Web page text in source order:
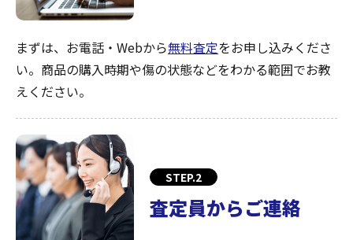
まずは、お電話・Webから無料査定をお申し込みくださ
い。商品の購入時期や傷の状態などをわかる範囲でお教
えください。
STEP.2
査定員からご連絡